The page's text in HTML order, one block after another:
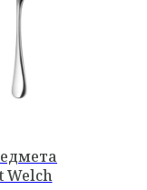
Welch